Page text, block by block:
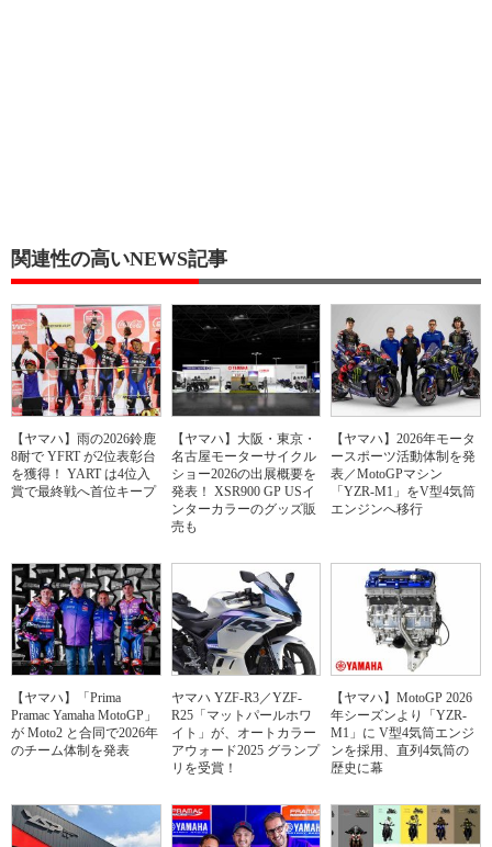
関連性の高いNEWS記事
【ヤマハ】雨の2026鈴鹿
8耐で YFRT が2位表彰台
を獲得！ YART は4位入
賞で最終戦へ首位キープ
【ヤマハ】大阪・東京・
名古屋モーターサイクル
ショー2026の出展概要を
発表！ XSR900 GP USイ
ンターカラーのグッズ販
売も
【ヤマハ】2026年モータ
ースポーツ活動体制を発
表／MotoGPマシン
「YZR-M1」をV型4気筒
エンジンへ移行
【ヤマハ】「Prima
Pramac Yamaha MotoGP」
が Moto2 と合同で2026年
のチーム体制を発表
ヤマハ YZF-R3／YZF-
R25「マットパールホワ
イト」が、オートカラー
アウォード2025 グランプ
リを受賞！
【ヤマハ】MotoGP 2026
年シーズンより「YZR-
M1」に V型4気筒エンジ
ンを採用、直列4気筒の
歴史に幕